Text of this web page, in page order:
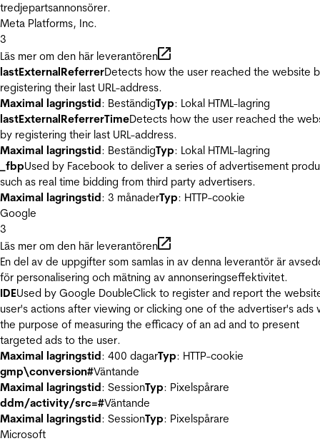
tredjepartsannonsörer.
Meta Platforms, Inc.
3
Läs mer om den här leverantören
lastExternalReferrerDetects how the user reached the website
registering their last URL-address.
Maximal lagringstid: BeständigTyp: Lokal HTML-lagring
lastExternalReferrerTimeDetects how the user reached the
by registering their last URL-address.
Maximal lagringstid: BeständigTyp: Lokal HTML-lagring
_fbpUsed by Facebook to deliver a series of advertisement
such as real time bidding from third party advertisers.
Maximal lagringstid: 3 månaderTyp: HTTP-cookie
Google
3
Läs mer om den här leverantören
En del av de uppgifter som samlas in av denna leverantör är
för personalisering och mätning av annonseringseffektivitet.
IDEUsed by Google DoubleClick to register and report the
user's actions after viewing or clicking one of the advertiser's ads
the purpose of measuring the efficacy of an ad and to present
targeted ads to the user.
Maximal lagringstid: 400 dagarTyp: HTTP-cookie
gmp\conversion#Väntande
Maximal lagringstid: SessionTyp: Pixelspårare
ddm/activity/src=#Väntande
Maximal lagringstid: SessionTyp: Pixelspårare
Microsoft